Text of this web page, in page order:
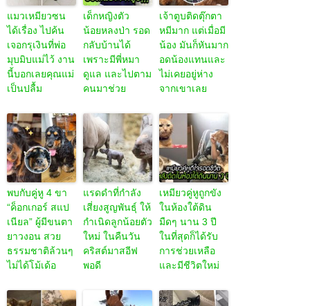
แมวเหมียวซน
ได้เรื่อง ไปค้น
เจอกรุเงินที่พ่อ
มุบมิบแม่ไว้ งาน
นี้บอกเลยคุณแม่
เป็นปลื้ม
เด็กหญิงตัว
น้อยหลงป่า รอด
กลับบ้านได้
เพราะมีพี่หมา
ดูแล และไปตาม
คนมาช่วย
เจ้าตูบติดตุ๊กตา
หมีมาก แต่เมื่อมี
น้อง มันก็หันมาก
อดน้องแทนและ
ไม่เคยอยู่ห่าง
จากเขาเลย
พบกับคู่หู 4 ขา
“ค็อกเกอร์ สแป
เนียล” ผู้มีขนตา
ยาวงอน สวย
ธรรมชาติล้วนๆ
ไม่ได้โม้เด้อ
แรดดำที่กำลัง
เสี่ยงสูญพันธุ์ ให้
กำเนิดลูกน้อยตัว
ใหม่ ในคืนวัน
คริสต์มาสอีฟ
พอดี
เหมียวคู่หูถูกขัง
ในห้องใต้ดิน
มืดๆ นาน 3 ปี
ในที่สุดก็ได้รับ
การช่วยเหลือ
และมีชีวิตใหม่